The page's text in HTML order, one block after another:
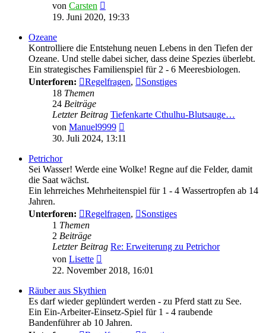
von Carsten
Beitrag
19. Juni 2020, 19:33
Ozeane
Kontrolliere die Entstehung neuen Lebens in den Tiefen der
Ozeane. Und stelle dabei sicher, dass deine Spezies überlebt.
Ein strategisches Familienspiel für 2 - 6 Meeresbiologen.
Unterforen:
Regelfragen,
Sonstiges
18 Themen
24 Beiträge
Letzter Beitrag Tiefenkarte Cthulhu-Blutsauge…
von Manuel9999
Beitrag
30. Juli 2024, 13:11
Petrichor
Sei Wasser! Werde eine Wolke! Regne auf die Felder, damit
die Saat wächst.
Ein lehrreiches Mehrheitenspiel für 1 - 4 Wassertropfen ab 14
Jahren.
Unterforen:
Regelfragen,
Sonstiges
1 Themen
2 Beiträge
Letzter Beitrag Re: Erweiterung zu Petrichor
von Lisette
Beitrag
22. November 2018, 16:01
Räuber aus Skythien
Es darf wieder geplündert werden - zu Pferd statt zu See.
Ein Ein-Arbeiter-Einsetz-Spiel für 1 - 4 raubende
Bandenführer ab 10 Jahren.